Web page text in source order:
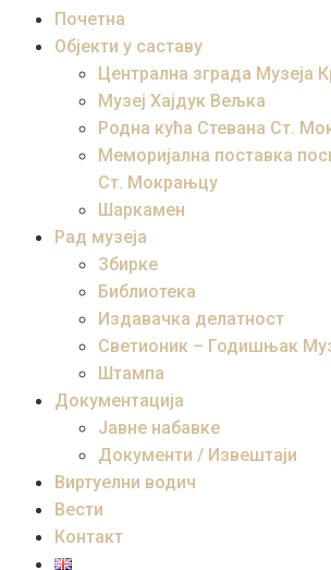
Почетна
Објекти у саставу
Централна зграда Музеја
Музеј Хајдук Вељка
Родна кућа Стевана Ст.
Меморијална поставка
Ст. Мокрањцу
Шаркамен
Рад музеја
Збирке
Библиотека
Издавачка делатност
Светионик – Годишњак
Штампа
Документација
Јавне набавке
Документи / Извештаји
Виртуелни водич
Вести
Контакт